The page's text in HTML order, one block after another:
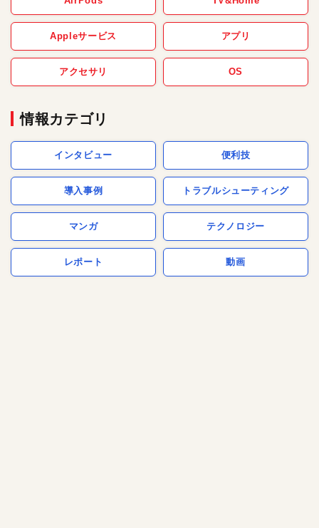
Appleサービス アプリ
アクセサリ OS
情報カテゴリ
インタビュー 便利技
導入事例 トラブルシューティング
マンガ テクノロジー
レポート 動画